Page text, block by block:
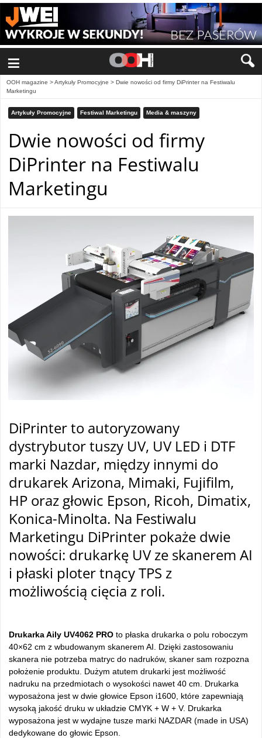
≡
OOH magazine >Artykuły Promocyjne > Dwie nowości od firmy DiPrinter na Festiwalu
Marketingu
Artykuły Promocyjne Festiwal Marketingu Media & maszyny
Dwie nowości od firmy
DiPrinter na Festiwalu
Marketingu
DiPrinter to autoryzowany
dystrybutor tuszy UV, UV LED i DTF
marki Nazdar, między innymi do
drukarek Arizona, Mimaki, Fujifilm,
HP oraz głowic Epson, Ricoh, Dimatix,
Konica-Minolta. Na Festiwalu
Marketingu DiPrinter pokaże dwie
nowości: drukarkę UV ze skanerem AI
i płaski ploter tnący TPS z
możliwością cięcia z roli.
Drukarka Aily UV4062 PRO to płaska drukarka o polu roboczym
40×62 cm z wbudowanym skanerem AI. Dzięki zastosowaniu
skanera nie potrzeba matryc do nadruków, skaner sam rozpozna
położenie produktu. Dużym atutem drukarki jest możliwość
nadruku na przedmiotach o wysokości nawet 40 cm. Drukarka
wyposażona jest w dwie głowice Epson i1600, które zapewniają
wysoką jakość druku w układzie CMYK + W + V. Drukarka
wyposażona jest w wydajne tusze marki NAZDAR (made in USA)
dedykowane do głowic Epson.